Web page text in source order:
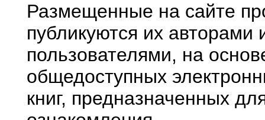
Размещенные на сайте
публикуются их авторами
пользователями, на
общедоступных
книг, предназначенных